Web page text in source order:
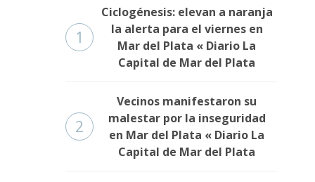
1
Ciclogénesis: elevan a naranja
la alerta para el viernes en
Mar del Plata « Diario La
Capital de Mar del Plata
2
Vecinos manifestaron su
malestar por la inseguridad
en Mar del Plata « Diario La
Capital de Mar del Plata